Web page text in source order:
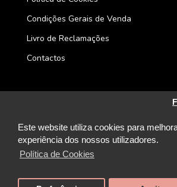
Este website utiliza cookies para
experiência dos nossos utilizadores.
Política de Cookies
Condições Gerais de Venda
Livro de Reclamações
Contactos
©2026. 35 Concept Store | Todos os